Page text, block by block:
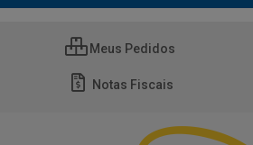
Meus Pedidos
Notas Fiscais